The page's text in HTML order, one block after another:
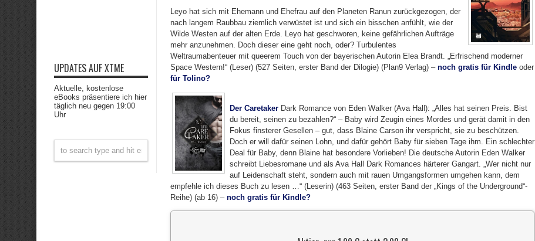
Leyo hat sich mit Ehemann und Ehefrau auf den Planeten Ranun zurückgezogen, der
nach langem Raubbau ziemlich verwüstet ist und sich ein bisschen anfühlt, wie der
Wilde Westen auf der alten Erde. Leyo hat geschworen, keine gefährlichen Aufträge
mehr anzunehmen. Doch dieser eine geht noch, oder? Turbulentes
Weltraumabenteuer mit queerem Touch von der bayerischen Autorin Elea Brandt. „Erfrischend moderner
Space Western!“ (Leser) (527 Seiten, erster Band der Dilogie) (Plan9 Verlag) – noch gratis für Kindle oder
für Tolino?
Der Caretaker Dark Romance von Eden Walker (Ava Hall): „Alles hat seinen Preis. Bist
du bereit, seinen zu bezahlen?“ – Baby wird Zeugin eines Mordes und gerät damit in den
Fokus finsterer Gesellen – gut, dass Blaine Carson ihr verspricht, sie zu beschützen.
Doch er will dafür seinen Lohn, und dafür gehört Baby für sieben Tage ihm. Ein schlechter
Deal für Baby, denn Blaine hat besondere Vorlieben! Die deutsche Autorin Eden Walker
schreibt Liebesromane und als Ava Hall Dark Romances härterer Gangart. „Wer nicht nur
auf Leidenschaft steht, sondern auch mit rauen Umgangsformen umgehen kann, dem
empfehle ich dieses Buch zu lesen …“ (Leserin) (463 Seiten, erster Band der „Kings of the Underground“-
Reihe) (ab 16) – noch gratis für Kindle?
UPDATES AUF XTME
Aktuelle, kostenlose
eBooks präsentiere ich hier
täglich neu gegen 19:00
Uhr